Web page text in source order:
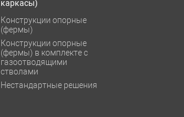
каркасы)
Конструкции опорные
(фермы)
Конструкции опорные
(фермы) в комплекте с
газоотводящими
стволами
Нестандартные решения